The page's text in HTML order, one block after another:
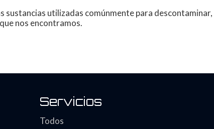
sustancias utilizadas comúnmente para descontaminar,
nos encontramos.
Servicios
Todos